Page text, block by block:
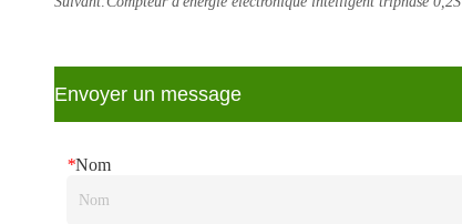
Envoyer un message
*Nom